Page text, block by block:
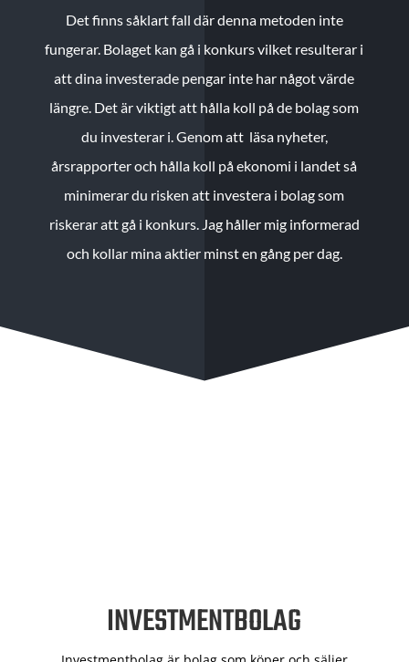
Det finns såklart fall där denna metoden inte
fungerar. Bolaget kan gå i konkurs vilket resulterar i
att dina investerade pengar inte har något värde
längre. Det är viktigt att hålla koll på de bolag som
du investerar i. Genom att läsa nyheter,
årsrapporter och hålla koll på ekonomi i landet så
minimerar du risken att investera i bolag som
riskerar att gå i konkurs. Jag håller mig informerad
och kollar mina aktier minst en gång per dag.
INVESTMENTBOLAG